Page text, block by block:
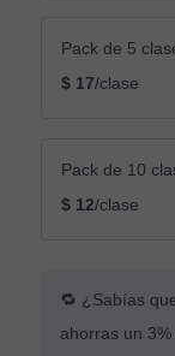
Pack de 5
$ 17/clase
Pack de 10
$ 12/clase
🔁 ¿Sabías
ahorras un